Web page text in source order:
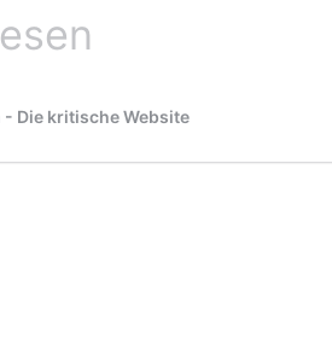
- Die kritische Website